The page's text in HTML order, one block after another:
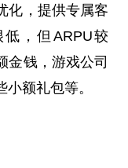
化，提供专属客
，但ARPU较
金钱，游戏公司
额礼包等。